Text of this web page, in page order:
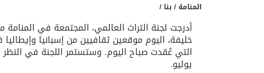
المنامة / بنا /
خليفة، اليوم موقعين ثقافيين من إسبانيا
التي عُقدت صباح اليوم. وستستمر اللجنة في
يوليو.